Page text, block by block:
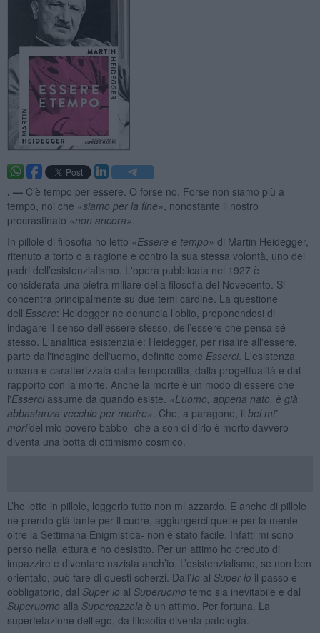
. — C’è tempo per essere. O forse no. Forse non siamo più a
tempo, noi che «siamo per la fine» , nonostante il nostro
procrastinato «non ancora»
In pillole di filosofia ho letto «Essere e tempo» di Martin Heidegger,
ritenuto a torto o a ragione e contro la sua stessa volontà, uno dei
padri dell’esistenzialismo. L'opera pubblicata nel 1927 è
considerata una pietra miliare della filosofia del Novecento. Si
concentra principalmente su due temi cardine. La questione
dell'Essere: Heidegger ne denuncia l’oblio, proponendosi di
indagare il senso dell'essere stesso, dell’essere che pensa sé
stesso. L'analitica esistenziale: Heidegger, per risalire all'essere,
parte dall'indagine dell'uomo, definito come Esserci. L'esistenza
umana è caratterizzata dalla temporalità, dalla progettualità e dal
rapporto con la morte. Anche la morte è un modo di essere che
l'Esserciassume da quando esiste. «L ’uomo, appena nato, è già
abbastanza vecchio per morire» . Che, a paragone, il bel mi’
mori’del mio povero babbo -che a son di dirlo è morto davvero-
diventa una botta di ottimismo cosmico.
L’ho letto in pillole, leggerlo tutto non mi azzardo. E anche di pillole
ne prendo già tante per il cuore, aggiungerci quelle per la mente -
oltre la Settimana Enigmistica- non è stato facile. Infatti mi sono
perso nella lettura e ho desistito. Per un attimo ho creduto di
impazzire e diventare nazista anch’io. L’esistenzialismo, se non ben
orientato, può fare di questi scherzi. Dall’Io al Super io il passo è
obbligatorio, dal Super io al Superuomo temo sia inevitabile e dal
Superuomo alla Supercazzola è un attimo. Per fortuna. La
superfetazione dell’ego, da filosofia diventa patologia.